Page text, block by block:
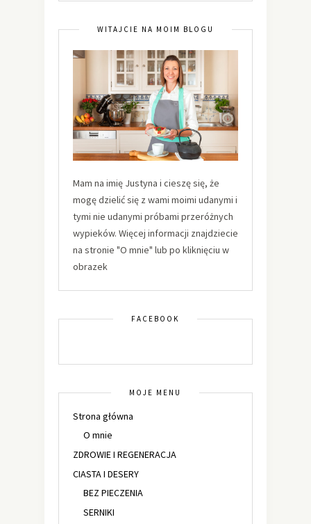
WITAJCIE NA MOIM BLOGU
Mam na imię Justyna i cieszę się, że
mogę dzielić się z wami moimi udanymi i
tymi nie udanymi próbami przeróżnych
wypieków. Więcej informacji znajdziecie
na stronie "O mnie" lub po kliknięciu w
obrazek
FACEBOOK
MOJE MENU
Strona główna
O mnie
ZDROWIE I REGENERACJA
CIASTA I DESERY
BEZ PIECZENIA
SERNIKI